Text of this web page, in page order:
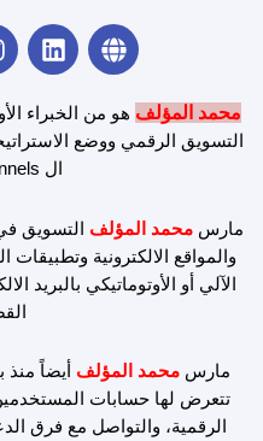
G
l
b
e
L
i
k
e
d
i
محمد المؤلف هو من الخبراء
التسويق الرقمي ووضع
ال Sales Funnels.
مارس محمد المؤلف التسويق
والمواقع الالكترونية
الآلي أو الأوتوماتيكي بالبريد
مارس محمد المؤلف أيضاً منذ
تتعرض لها حسابات
الرقمية، والتواصل مع فرق